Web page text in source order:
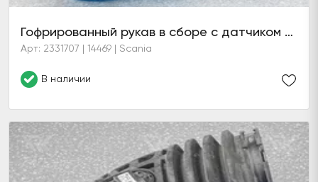
Гофрированный рукав в сборе с датчиком давления и температуры и хомутами (6 серия)
Арт: 2331707 | 14469 | Scania
В наличии